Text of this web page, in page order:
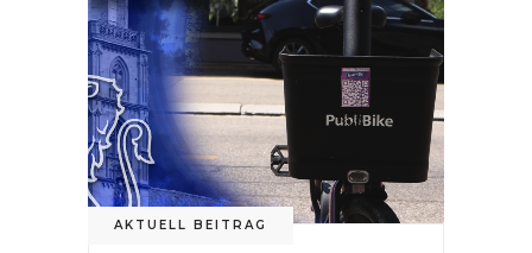
AKTUELL BEITRAG